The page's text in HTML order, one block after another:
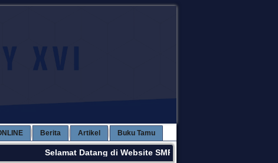
Berita Artikel Buku Tamu
Selamat Datang di Website SMPN 3 KAWAY XVI. Terima